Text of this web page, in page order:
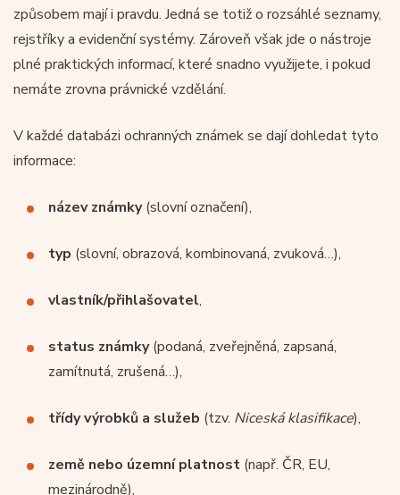
způsobem mají i pravdu. Jedná se totiž o rozsáhlé seznamy,
rejstříky a evidenční systémy. Zároveň však jde o nástroje
plné praktických informací, které snadno využijete, i pokud
nemáte zrovna právnické vzdělání.
V každé databázi ochranných známek se dají dohledat tyto
informace:
název známky(slovní označení),
typ (slovní, obrazová, kombinovaná, zvuková…),
vlastník/přihlašovatel,
status známky(podaná, zveřejněná, zapsaná,
zamítnutá, zrušená…),
třídy výrobků a služeb (tzv. Niceská klasifikace),
země nebo územní platnost (např. ČR, EU,
mezinárodně),